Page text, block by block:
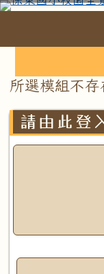
跳至主內容區
臺南市關
主內容區域
所選模組不存
左邊區域內
請由此登
頁尾區域